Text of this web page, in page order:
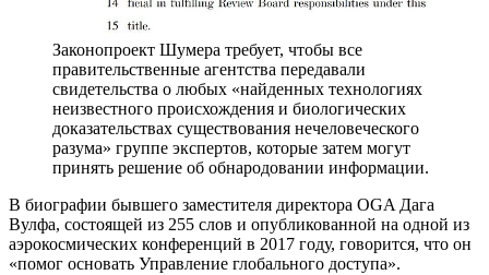
Законопроект Шумера требует, чтобы все
правительственные агентства передавали
свидетельства о любых «найденных технологиях
неизвестного происхождения и биологических
доказательствах существования нечеловеческого
разума» группе экспертов, которые затем могут
принять решение об обнародовании информации.
В биографии бывшего заместителя директора OGA Дага
Вулфа, состоящей из 255 слов и опубликованной на одной из
аэрокосмических конференций в 2017 году, говорится, что он
«помог основать Управление глобального доступа».